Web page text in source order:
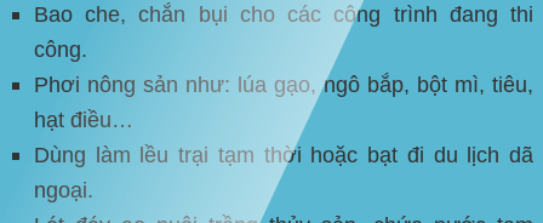
Bao che, chắn bụi cho các công trình đang thi
công.
Phơi nông sản như: lúa gạo, ngô bắp, bột mì, tiêu,
hạt điều…
Dùng làm lều trại tạm thời hoặc bạt đi du lịch dã
ngoại.